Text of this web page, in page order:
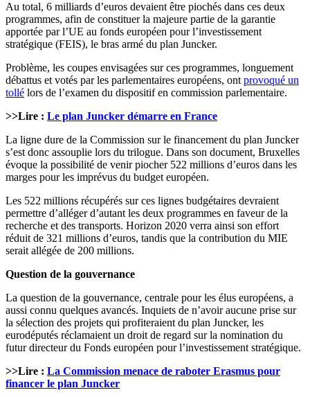
Au total, 6 milliards d’euros devaient être piochés dans ces deux
programmes, afin de constituer la majeure partie de la garantie
apportée par l’UE au fonds européen pour l’investissement
stratégique (FEIS), le bras armé du plan Juncker.
Problème, les coupes envisagées sur ces programmes, longuement
débattus et votés par les parlementaires européens, ont provoqué un
tollé lors de l’examen du dispositif en commission parlementaire.
>>Lire : Le plan Juncker démarre en France
La ligne dure de la Commission sur le financement du plan Juncker
s’est donc assouplie lors du trilogue. Dans son document, Bruxelles
évoque la possibilité de venir piocher 522 millions d’euros dans les
marges pour les imprévus du budget européen.
Les 522 millions récupérés sur ces lignes budgétaires devraient
permettre d’alléger d’autant les deux programmes en faveur de la
recherche et des transports. Horizon 2020 verra ainsi son effort
réduit de 321 millions d’euros, tandis que la contribution du MIE
serait allégée de 200 millions.
Question de la gouvernance
La question de la gouvernance, centrale pour les élus européens, a
aussi connu quelques avancés. Inquiets de n’avoir aucune prise sur
la sélection des projets qui profiteraient du plan Juncker, les
eurodéputés réclamaient un droit de regard sur la nomination du
futur directeur du Fonds européen pour l’investissement stratégique.
>>Lire : La Commission menace de raboter Erasmus pour
financer le plan Juncker